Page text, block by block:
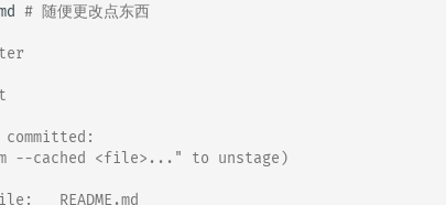
# 随便更改点东西
--cached <file>..." to unstage)
README.md